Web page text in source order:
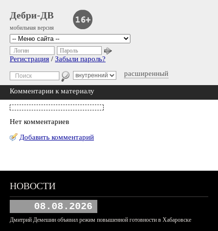
Дебри-ДВ
мобильная версия
расширенный
Логин Пароль
Регистрация / Забыли пароль?
Комментарии к материалу
Нет комментариев
Добавить комментарий
НОВОСТИ
08.08.2026
Дмитрий Демешин объявил режим повышенной готовности в Хабаровске